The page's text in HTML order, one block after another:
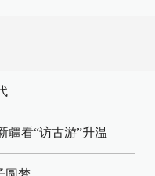
疆看“访古游”升温